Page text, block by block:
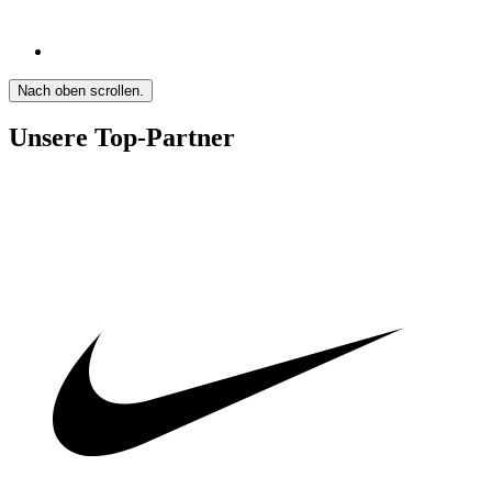
Nach oben scrollen.
Unsere Top-Partner